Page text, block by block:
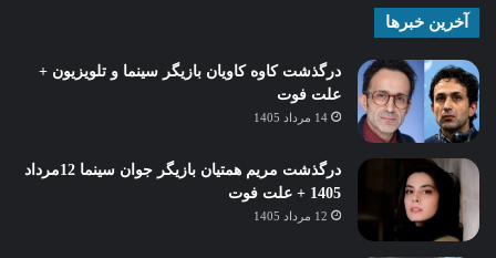
آخرین خبرها
درگذشت کاوه کاویان بازیگر سینما و تلویزیون +
علت فوت
14 مرداد 1405
درگذشت مریم همتیان بازیگر جوان سینما 12مرداد
1405 + علت فوت
12 مرداد 1405